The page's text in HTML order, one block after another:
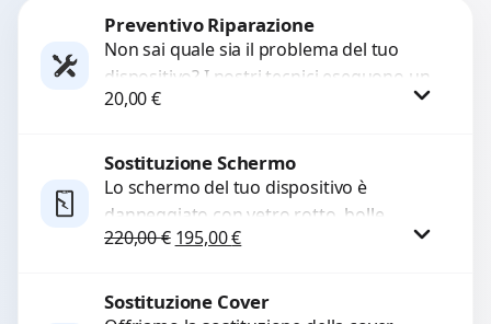
Preventivo Riparazione
Non sai quale sia il problema del tuo
dispositivo? I nostri tecnici eseguono un
check-up completo con strumenti
20,00€
Procedi
Sostituzione Schermo
Lo schermo del tuo dispositivo è
danneggiato con vetro rotto, bolle,
macchie, schermo nero o pixel morti?
220,00€ Il prezzo originale era: 220,00 €.
195,00€Il prezzo attuale è: 195,00 €.
Procedi
Sostituzione Cover